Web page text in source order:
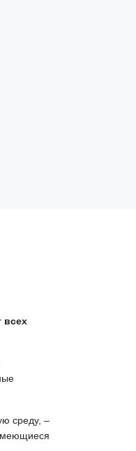
всех
среду, –